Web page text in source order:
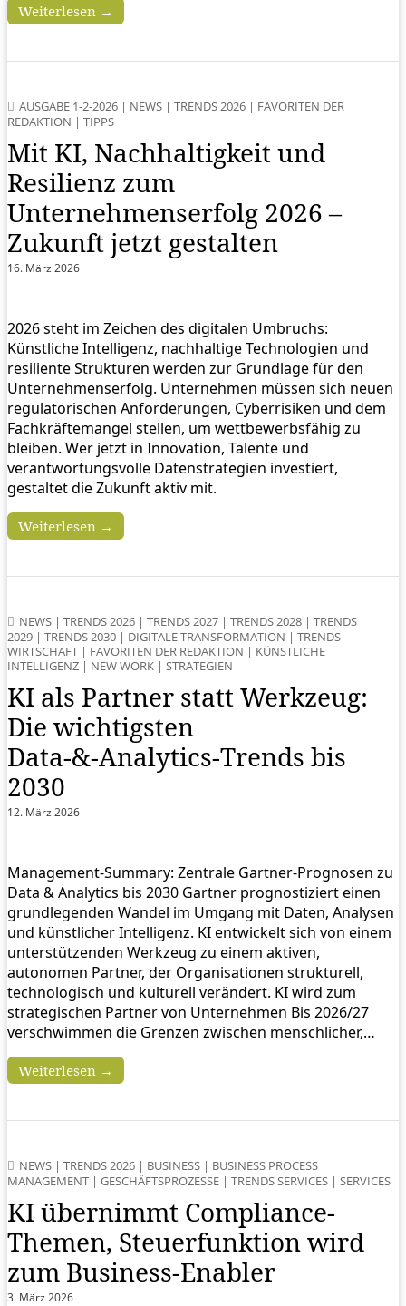
Weiterlesen →
AUSGABE 1-2-2026 | NEWS | TRENDS 2026 | FAVORITEN DER
REDAKTION | TIPPS
Mit KI, Nachhaltigkeit und
Resilienz zum
Unternehmenserfolg 2026 –
Zukunft jetzt gestalten
16. März 2026
2026 steht im Zeichen des digitalen Umbruchs:
Künstliche Intelligenz, nachhaltige Technologien und
resiliente Strukturen werden zur Grundlage für den
Unternehmenserfolg. Unternehmen müssen sich neuen
regulatorischen Anforderungen, Cyberrisiken und dem
Fachkräftemangel stellen, um wettbewerbsfähig zu
bleiben. Wer jetzt in Innovation, Talente und
verantwortungsvolle Datenstrategien investiert,
gestaltet die Zukunft aktiv mit.
Weiterlesen →
NEWS | TRENDS 2026 | TRENDS 2027 | TRENDS 2028 | TRENDS
2029 | TRENDS 2030 | DIGITALE TRANSFORMATION | TRENDS
WIRTSCHAFT | FAVORITEN DER REDAKTION | KÜNSTLICHE
INTELLIGENZ | NEW WORK | STRATEGIEN
KI als Partner statt Werkzeug:
Die wichtigsten
Data‑&‑Analytics‑Trends bis
2030
12. März 2026
Management‑Summary: Zentrale Gartner‑Prognosen zu
Data & Analytics bis 2030 Gartner prognostiziert einen
grundlegenden Wandel im Umgang mit Daten, Analysen
und künstlicher Intelligenz. KI entwickelt sich von einem
unterstützenden Werkzeug zu einem aktiven,
autonomen Partner, der Organisationen strukturell,
technologisch und kulturell verändert. KI wird zum
strategischen Partner von Unternehmen Bis 2026/27
verschwimmen die Grenzen zwischen menschlicher,…
Weiterlesen →
NEWS | TRENDS 2026 | BUSINESS | BUSINESS PROCESS
MANAGEMENT | GESCHÄFTSPROZESSE | TRENDS SERVICES | SERVICES
KI übernimmt Compliance-
Themen, Steuerfunktion wird
zum Business-Enabler
3. März 2026